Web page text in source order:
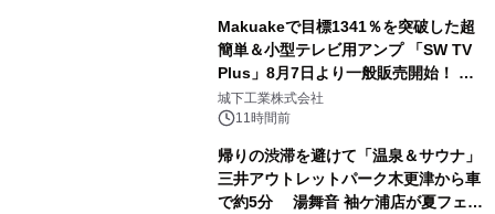
Makuakeで目標1341％を突破した超
簡単＆小型テレビ用アンプ 「SW TV
Plus」8月7日より一般販売開始！ ケ
ーブル1本つなぐだけ、テレビの音が
ぐっと豊かに
城下工業株式会社
11時間前
帰りの渋滞を避けて「温泉＆サウナ」
三井アウトレットパーク木更津から車
で約5分 湯舞音 袖ケ浦店が夏フェア